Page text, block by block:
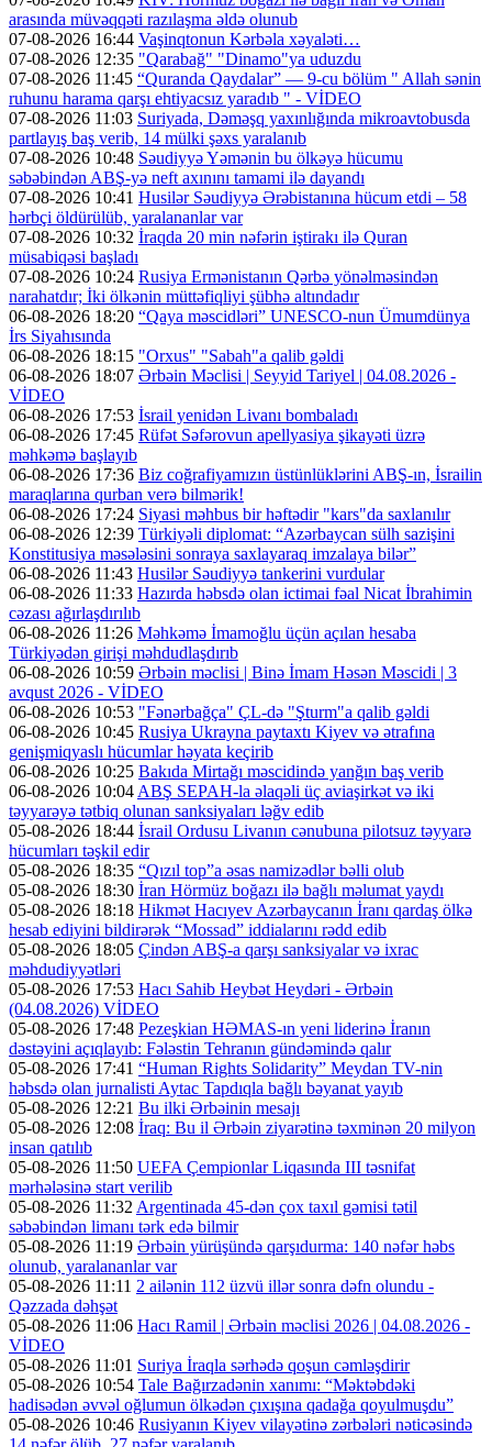
arasında müvəqqəti razılaşma əldə olunub
07-08-2026 16:44 Vaşinqtonun Kərbəla xəyaləti…
07-08-2026 12:35 "Qarabağ" "Dinamo"ya uduzdu
07-08-2026 11:45 “Quranda Qaydalar” — 9-cu bölüm " Allah sənin
ruhunu harama qarşı ehtiyacsız yaradıb " - VİDEO
07-08-2026 11:03 Suriyada, Dəməşq yaxınlığında mikroavtobusda
partlayış baş verib, 14 mülki şəxs yaralanıb
07-08-2026 10:48 Səudiyyə Yəmənin bu ölkəyə hücumu
səbəbindən ABŞ-yə neft axınını tamami ilə dayandı
07-08-2026 10:41 Husilər Səudiyyə Ərəbistanına hücum etdi – 58
hərbçi öldürülüb, yaralananlar var
07-08-2026 10:32 İraqda 20 min nəfərin iştirakı ilə Quran
müsabiqəsi başladı
07-08-2026 10:24 Rusiya Ermənistanın Qərbə yönəlməsindən
narahatdır; İki ölkənin müttəfiqliyi şübhə altındadır
06-08-2026 18:20 “Qaya məscidləri” UNESCO-nun Ümumdünya
İrs Siyahısında
06-08-2026 18:15 "Orxus" "Sabah"a qalib gəldi
06-08-2026 18:07 Ərbəin Məclisi | Seyyid Tariyel | 04.08.2026 -
VİDEO
06-08-2026 17:53 İsrail yenidən Livanı bombaladı
06-08-2026 17:45 Rüfət Səfərovun apellyasiya şikayəti üzrə
məhkəmə başlayıb
06-08-2026 17:36 Biz coğrafiyamızın üstünlüklərini ABŞ-ın, İsrailin
maraqlarına qurban verə bilmərik!
06-08-2026 17:24 Siyasi məhbus bir həftədir "kars"da saxlanılır
06-08-2026 12:39 Türkiyəli diplomat: “Azərbaycan sülh sazişini
Konstitusiya məsələsini sonraya saxlayaraq imzalaya bilər”
06-08-2026 11:43 Husilər Səudiyyə tankerini vurdular
06-08-2026 11:33 Hazırda həbsdə olan ictimai fəal Nicat İbrahimin
cəzası ağırlaşdırılıb
06-08-2026 11:26 Məhkəmə İmamoğlu üçün açılan hesaba
Türkiyədən girişi məhdudlaşdırıb
06-08-2026 10:59 Ərbəin məclisi | Binə İmam Həsən Məscidi | 3
avqust 2026 - VİDEO
06-08-2026 10:53 "Fənərbağça" ÇL-də "Şturm"a qalib gəldi
06-08-2026 10:45 Rusiya Ukrayna paytaxtı Kiyev və ətrafına
genişmiqyaslı hücumlar həyata keçirib
06-08-2026 10:25 Bakıda Mirtağı məscidində yanğın baş verib
06-08-2026 10:04ABŞ SEPAH-la əlaqəli üç aviaşirkət və iki
təyyarəyə tətbiq olunan sanksiyaları ləğv edib
05-08-2026 18:44 İsrail Ordusu Livanın cənubuna pilotsuz təyyarə
hücumları təşkil edir
05-08-2026 18:35 “Qızıl top”a əsas namizədlər bəlli olub
05-08-2026 18:30 İran Hörmüz boğazı ilə bağlı məlumat yaydı
05-08-2026 18:18 Hikmət Hacıyev Azərbaycanın İranı qardaş ölkə
hesab ediyini bildirərək “Mossad” iddialarını rədd edib
05-08-2026 18:05 Çindən ABŞ-a qarşı sanksiyalar və ixrac
məhdudiyyətləri
05-08-2026 17:53 Hacı Sahib Heybət Heydəri - Ərbəin
(04.08.2026) VİDEO
05-08-2026 17:48 Pezeşkian HƏMAS-ın yeni liderinə İranın
dəstəyini açıqlayıb: Fələstin Tehranın gündəmində qalır
05-08-2026 17:41 “Human Rights Solidarity” Meydan TV-nin
həbsdə olan jurnalisti Aytac Tapdıqla bağlı bəyanat yayıb
05-08-2026 12:21 Bu ilki Ərbəinin mesajı
05-08-2026 12:08 İraq: Bu il Ərbəin ziyarətinə təxminən 20 milyon
insan qatılıb
05-08-2026 11:50 UEFA Çempionlar Liqasında III təsnifat
mərhələsinə start verilib
05-08-2026 11:32Argentinada 45-dən çox taxıl gəmisi tətil
səbəbindən limanı tərk edə bilmir
05-08-2026 11:19 Ərbəin yürüşündə qarşıdurma: 140 nəfər həbs
olunub, yaralananlar var
05-08-2026 11:11 2 ailənin 112 üzvü illər sonra dəfn olundu -
Qəzzada dəhşət
05-08-2026 11:06 Hacı Ramil | Ərbəin məclisi 2026 | 04.08.2026 -
VİDEO
05-08-2026 11:01 Suriya İraqla sərhədə qoşun cəmləşdirir
05-08-2026 10:54 Tale Bağırzadənin xanımı: “Məktəbdəki
hadisədən əvvəl oğlumun ölkədən çıxışına qadağa qoyulmuşdu”
05-08-2026 10:46 Rusiyanın Kiyev vilayətinə zərbələri nəticəsində